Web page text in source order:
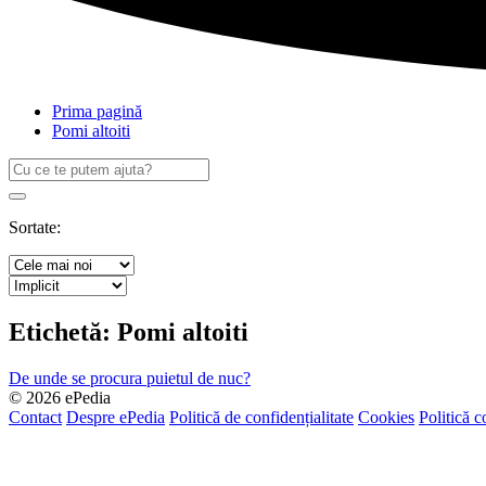
Prima pagină
Pomi altoiti
Caută
după:
Search
Sortate:
Etichetă: Pomi altoiti
De unde se procura puietul de nuc?
© 2026 ePedia
Contact Despre ePedia Politică de confidențialitate Cookies Politică